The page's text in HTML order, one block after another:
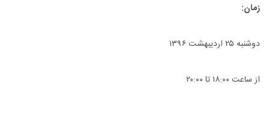
زمان:
دوشنبه ۲۵ اردیبهشت ۱۳۹۶
از ساعت ۱۸:۰۰ تا ۲۰:۰۰